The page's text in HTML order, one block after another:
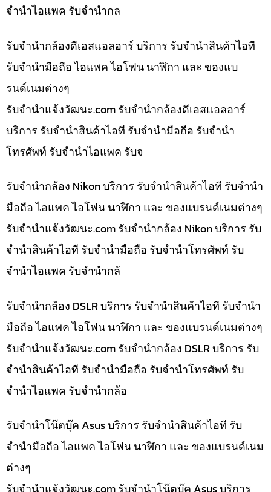
จำนำไอแพค รับจำนำกล
รับจำนำกล้องดีเอสแอลอาร์ บริการ รับจำนำสินค้าไอที
รับจำนำมือถือ ไอแพค ไอโฟน นาฬิกา และ ของแบ
รนด์เนมต่างๆ
รับจํานําแจ้งวัฒนะ.com รับจำนำกล้องดีเอสแอลอาร์
บริการ รับจำนำสินค้าไอที รับจำนำมือถือ รับจำนำ
โทรศัพท์ รับจำนำไอแพค รับจ
รับจำนำกล้อง Nikon บริการ รับจำนำสินค้าไอที รับจำนำ
มือถือ ไอแพค ไอโฟน นาฬิกา และ ของแบรนด์เนมต่างๆ
รับจํานําแจ้งวัฒนะ.com รับจำนำกล้อง Nikon บริการ รับ
จำนำสินค้าไอที รับจำนำมือถือ รับจำนำโทรศัพท์ รับ
จำนำไอแพค รับจำนำกล้
รับจำนำกล้อง DSLR บริการ รับจำนำสินค้าไอที รับจำนำ
มือถือ ไอแพค ไอโฟน นาฬิกา และ ของแบรนด์เนมต่างๆ
รับจํานําแจ้งวัฒนะ.com รับจำนำกล้อง DSLR บริการ รับ
จำนำสินค้าไอที รับจำนำมือถือ รับจำนำโทรศัพท์ รับ
จำนำไอแพค รับจำนำกล้อ
รับจำนำโน๊ตบุ๊ค Asus บริการ รับจำนำสินค้าไอที รับ
จำนำมือถือ ไอแพค ไอโฟน นาฬิกา และ ของแบรนด์เนม
ต่างๆ